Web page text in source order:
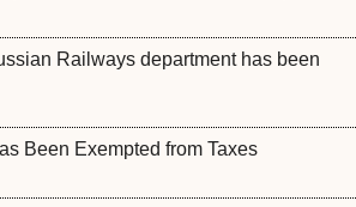
Railways department has been
Been Exempted from Taxes